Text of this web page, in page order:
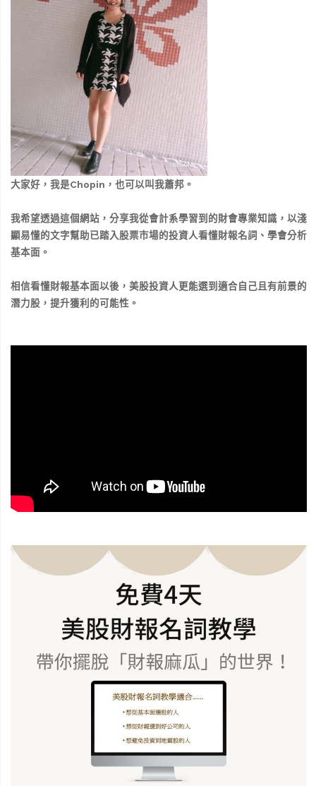
大家好，我是Chopin，也可以叫我蕭邦。
我希望透過這個網站，分享我從會計系學習到的財會專業知識，以淺
顯易懂的文字幫助已踏入股票市場的投資人看懂財報名詞、學會分析
基本面。
相信看懂財報基本面以後，美股投資人更能選到適合自己且有前景的
潛力股，提升獲利的可能性。